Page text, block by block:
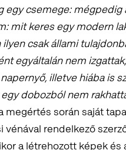
egy csemege:
mit keres egy modern
csak állami
egyáltalán nem
illetve hiába is
dobozból nem
megértés során saját
rendelkező
a létrehozott képek